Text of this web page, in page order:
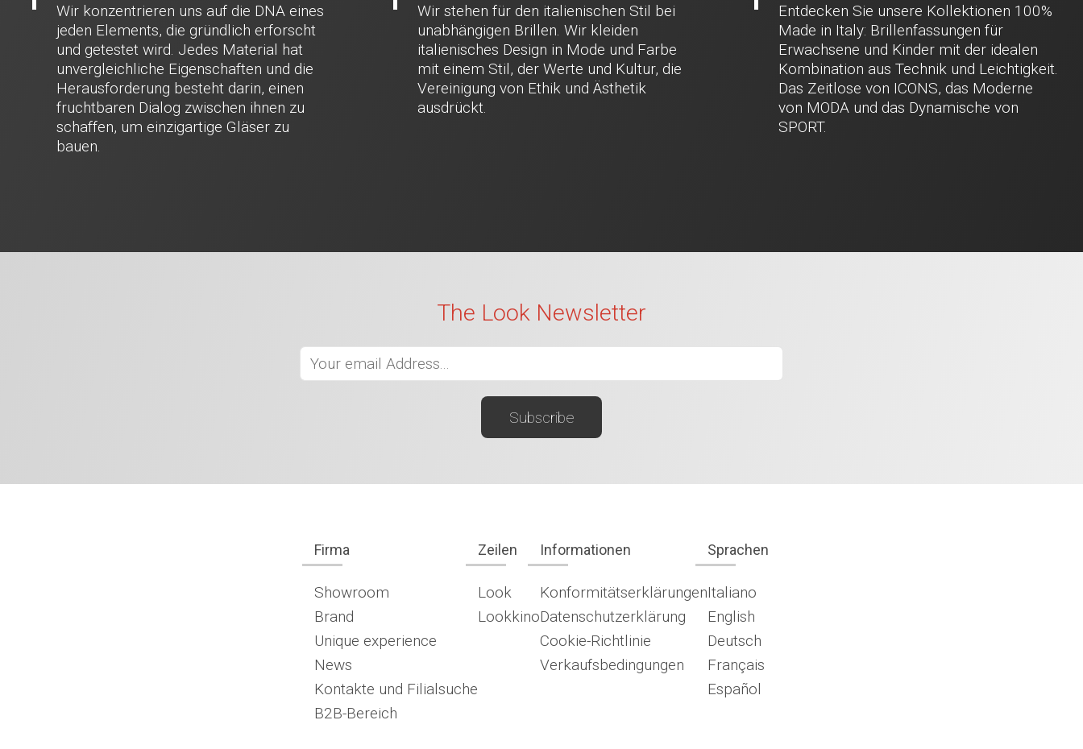
Wir konzentrieren uns auf die DNA eines
jeden Elements, die gründlich erforscht
und getestet wird. Jedes Material hat
unvergleichliche Eigenschaften und die
Herausforderung besteht darin, einen
fruchtbaren Dialog zwischen ihnen zu
schaffen, um einzigartige Gläser zu
bauen.
Wir stehen für den italienischen Stil bei
unabhängigen Brillen. Wir kleiden
italienisches Design in Mode und Farbe
mit einem Stil, der Werte und Kultur, die
Vereinigung von Ethik und Ästhetik
ausdrückt.
Entdecken Sie unsere Kollektionen 100%
Made in Italy: Brillenfassungen für
Erwachsene und Kinder mit der idealen
Kombination aus Technik und Leichtigkeit.
Das Zeitlose von ICONS, das Moderne
von MODA und das Dynamische von
SPORT.
The Look Newsletter
Firma
Showroom
Brand
Unique experience
News
Kontakte und Filialsuche
B2B-Bereich
Zeilen
Look
Lookkino
Informationen
Konformitätserklärungen
Datenschutzerklärung
Cookie-Richtlinie
Verkaufsbedingungen
Sprachen
Italiano
English
Deutsch
Français
Español